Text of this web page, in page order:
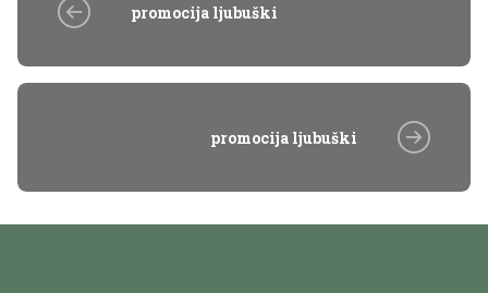
promocija ljubuški
promocija ljubuški